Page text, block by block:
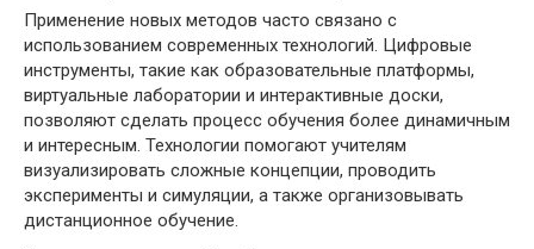
Применение новых методов часто связано с
использованием современных технологий. Цифровые
инструменты, такие как образовательные платформы,
виртуальные лаборатории и интерактивные доски,
позволяют сделать процесс обучения более динамичным
и интересным. Технологии помогают учителям
визуализировать сложные концепции, проводить
эксперименты и симуляции, а также организовывать
дистанционное обучение.